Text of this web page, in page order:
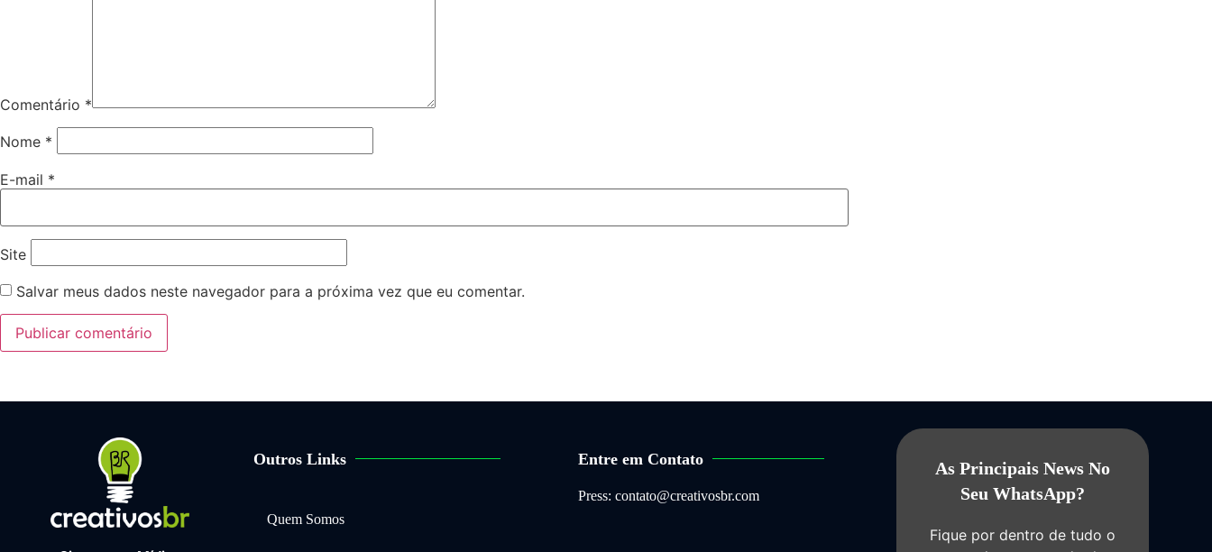
Comentário *
Nome *
E-mail *
Site
Salvar meus dados neste navegador para a próxima vez que eu comentar.
Outros Links
Quem Somos
Entre em Contato
Press: contato@creativosbr.com
As Principais News No
Seu WhatsApp?
Fique por dentro de tudo o